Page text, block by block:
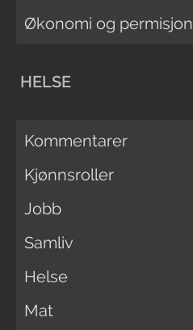
Økonomi og permisjon
HELSE
Kommentarer
Kjønnsroller
Jobb
Samliv
Helse
Mat